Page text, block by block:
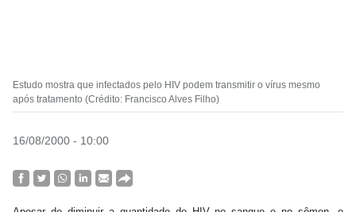
Estudo mostra que infectados pelo HIV podem transmitir o vírus mesmo
após tratamento (Crédito: Francisco Alves Filho)
16/08/2000 - 10:00